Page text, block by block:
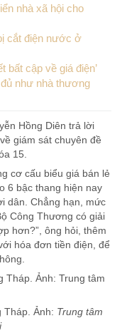
nhà xã hội cho
cắt điện nước ở
bất cập về giá điện’
như nhà thương
Hồng Diên trả lời
giám sát chuyên đề
15.
cơ cấu biểu giá bán lẻ
6 bậc thang hiện nay
dân. Chẳng hạn, mức
Công Thương có giải
hơn?”, ông hỏi, thêm
hóa đơn tiền điện, để
Tháp. Ảnh: Trung tâm